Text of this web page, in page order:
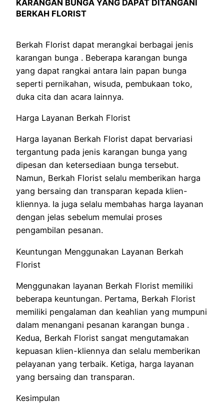
KARANGAN BUNGA YANG DAPAT DITANGANI
BERKAH FLORIST
Berkah Florist dapat merangkai berbagai jenis
karangan bunga . Beberapa karangan bunga
yang dapat rangkai antara lain papan bunga
seperti pernikahan, wisuda, pembukaan toko,
duka cita dan acara lainnya.
Harga Layanan Berkah Florist
Harga layanan Berkah Florist dapat bervariasi
tergantung pada jenis karangan bunga yang
dipesan dan ketersediaan bunga tersebut.
Namun, Berkah Florist selalu memberikan harga
yang bersaing dan transparan kepada klien-
kliennya. Ia juga selalu membahas harga layanan
dengan jelas sebelum memulai proses
pengambilan pesanan.
Keuntungan Menggunakan Layanan Berkah
Florist
Menggunakan layanan Berkah Florist memiliki
beberapa keuntungan. Pertama, Berkah Florist
memiliki pengalaman dan keahlian yang mumpuni
dalam menangani pesanan karangan bunga .
Kedua, Berkah Florist sangat mengutamakan
kepuasan klien-kliennya dan selalu memberikan
pelayanan yang terbaik. Ketiga, harga layanan
yang bersaing dan transparan.
Kesimpulan